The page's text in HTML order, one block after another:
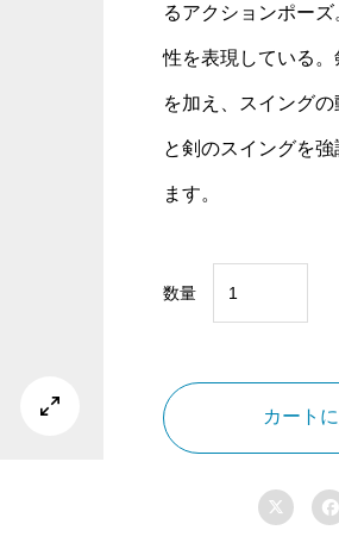

るアクションポー
性を表現している
を加え、スイング
と剣のスイングを
ます。
数量
カート
 